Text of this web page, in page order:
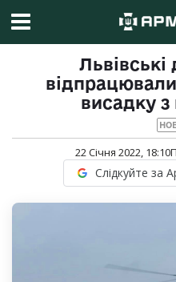
висадку з
22 Січня 2022, 18:10
Слідкуйте за